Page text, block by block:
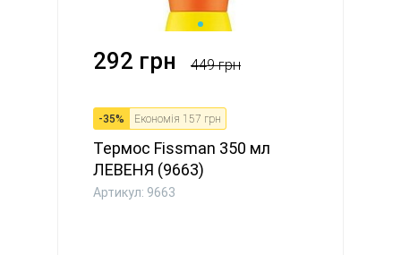
292 грн 449 грн
-35% Економія 157 грн
Термос Fissman 350 мл
ЛЕВЕНЯ (9663)
Артикул: 9663